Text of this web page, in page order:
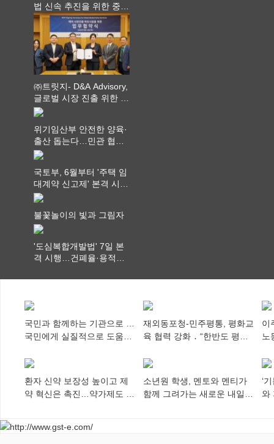
법 신속 추진을 위한 중앙
부처 법무담당관 회의 개
최
㈜트릿지- D&A Advisory,
글로벌 시장 진출 위한 전
략적 업무협약 체결
위기임산부 안전한 양육·
출산 돕는다…민관 협력
체계 구축
국토부, 6월부터 '주택 임
대계약 신고제' 본격 시
행…실거래가 투명화 기
불꽃놀이의 빛과 그림자
'도심복합개발법' 7일 본
격 시행…건폐율·용적률
국민과 함께하는 기관으로 …
국민에게 실질적으로 도움이
재외동포청-민주평통, 평화교
육 협력 강화 ․ “한반도 평화,
다”
이
노
환자 신약 보장성 높이고 제
약 혁신은 촉진…약가제도 개
소년원 학생, 멘토와 멘티가
함께 그려가는 새로운 내일
‘
와